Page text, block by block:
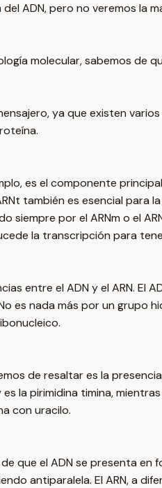
ADN, pero no veremos la
molecular, sabemos de
ya que existen
es el componente
también es esencial
siempre por el ARNm o el
la transcripción para
entre el ADN y el ARN. El
es nada más por un grupo
de resaltar es la presencia
la pirimidina timina,
con uracilo.
que el ADN se presenta en
antiparalela. El ARN, a